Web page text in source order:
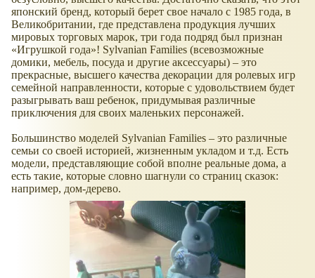
японский бренд, который берет свое начало с 1985 года, в
Великобритании, где представлена продукция лучших
мировых торговых марок, три года подряд был признан
«Игрушкой года»! Sylvanian Families (всевозможные
домики, мебель, посуда и другие аксессуары) – это
прекрасные, высшего качества декорации для ролевых игр
семейной направленности, которые с удовольствием будет
разыгрывать ваш ребенок, придумывая различные
приключения для своих маленьких персонажей.
Большинство моделей Sylvanian Families – это различные
семьи со своей историей, жизненным укладом и т.д. Есть
модели, представляющие собой вполне реальные дома, а
есть такие, которые словно шагнули со страниц сказок:
например, дом-дерево.